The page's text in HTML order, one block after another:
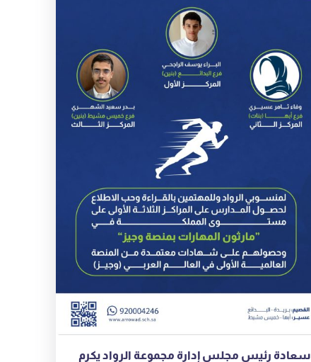
سعادة رئيس مجلس إدارة مجموعة الرواد يكرم